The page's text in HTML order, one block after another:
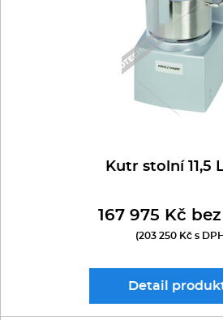
Kutr stolní 11,5
167 975 Kč
(203 250 Kč s
Detail